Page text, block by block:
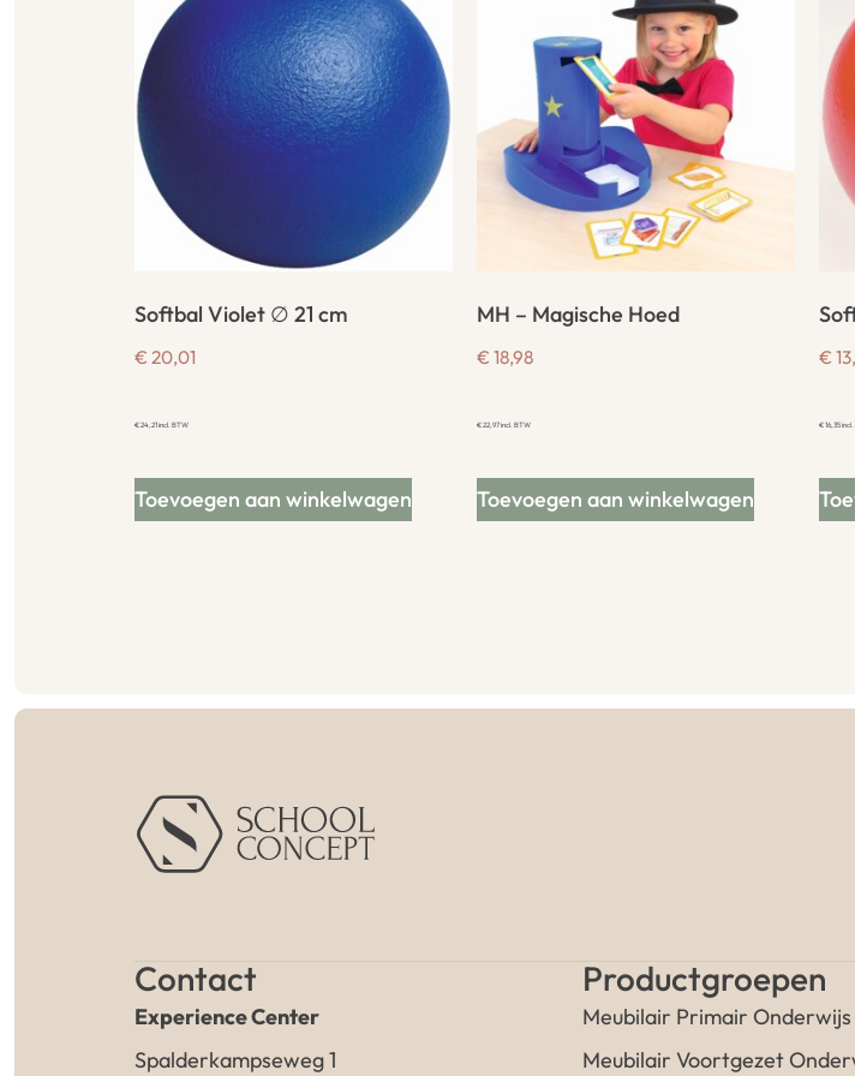
Softbal Violet ∅ 21 cm
€ 20,01
€24,21incl. BTW
Toevoegen aan winkelwagen
MH – Magische Hoed
€ 18,98
€22,97incl. BTW
Toevoegen aan winkelwagen
€
€16,35
Contact
Experience Center
Spalderkampseweg 1
Productgroepen
Meubilair Primair Onderwijs
Meubilair Voortgezet